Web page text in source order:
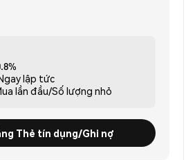
lập tức
lần đầu/Số lượng nhỏ
Thẻ tín dụng/Ghi nợ